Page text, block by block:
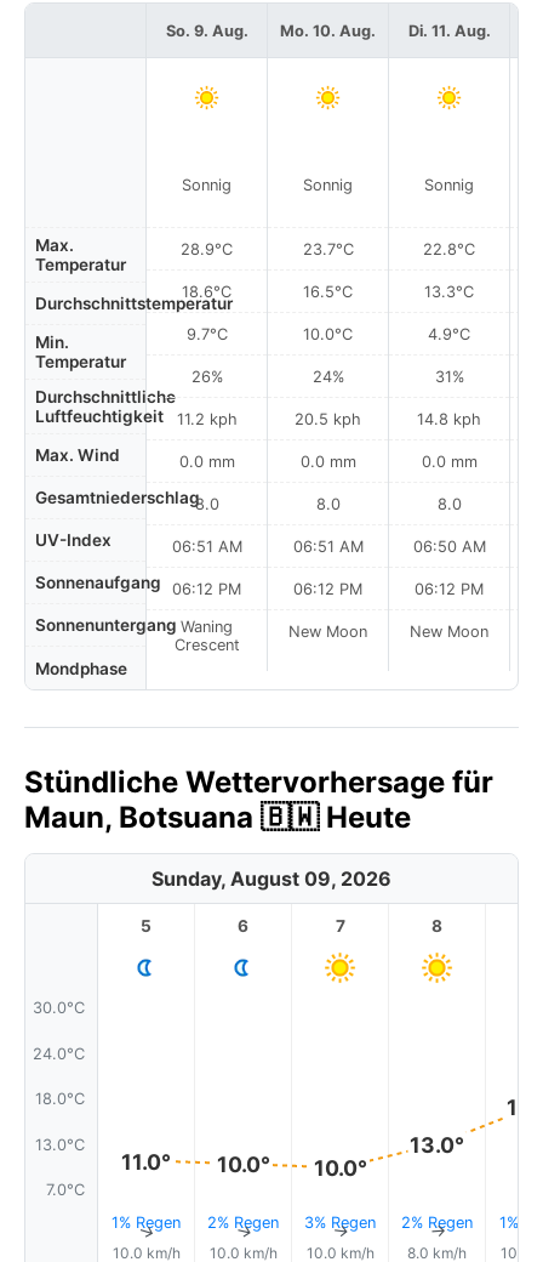
Max.
Temperatur
Durchschnittstemperatur
Min.
Temperatur
Durchschnittliche
Luftfeuchtigkeit
Max. Wind
Gesamtniederschlag
UV-Index
Sonnenaufgang
Sonnenuntergang
Mondphase
So. 9. Aug.
Sonnig
28.9°C
18.6°C
9.7°C
26%
11.2 kph
0.0 mm
8.0
06:51 AM
06:12 PM
Waning
Crescent
Mo. 10. Aug.
Sonnig
23.7°C
16.5°C
10.0°C
24%
20.5 kph
0.0 mm
8.0
06:51 AM
06:12 PM
New Moon
Di. 11. Aug.
Sonnig
22.8°C
13.3°C
4.9°C
31%
14.8 kph
0.0 mm
8.0
06:50 AM
06:12 PM
New Moon
Stündliche Wettervorhersage für
Maun, Botsuana 🇧🇼 Heute
Sunday, August 09, 2026
30.0°C
24.0°C
18.0°C
13.0°C
7.0°C
5
11.0°
1% Regen
↑
10.0 km/h
6
10.0°
2% Regen
↑
10.0 km/h
7
10.0°
3% Regen
↑
10.0 km/h
8
13.0°
2% Regen
↑
8.0 km/h
1%
10.0